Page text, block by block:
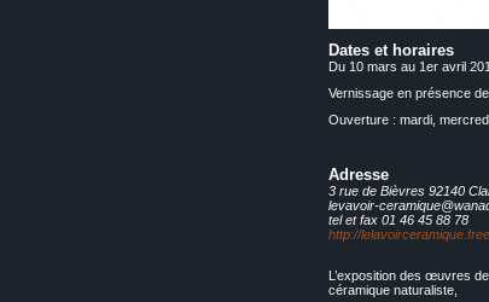
Dates et horaires
Du 10 mars au 1er avril
Vernissage en présence
Ouverture : mardi,
Adresse
3 rue de Bièvres 92140
levavoir-
tel et fax 01 46 45 88 78
http://
L’exposition des œuvres
céramique naturaliste,